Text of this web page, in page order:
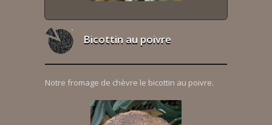
Bicottin au poivre
Notre fromage de chèvre le bicottin au poivre.